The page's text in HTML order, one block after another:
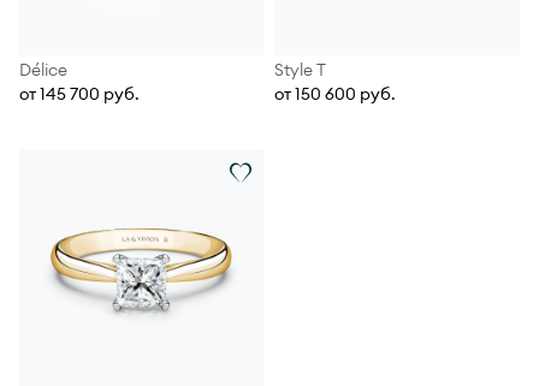
Délice
от 145 700 руб.
Style T
от 150 600 руб.